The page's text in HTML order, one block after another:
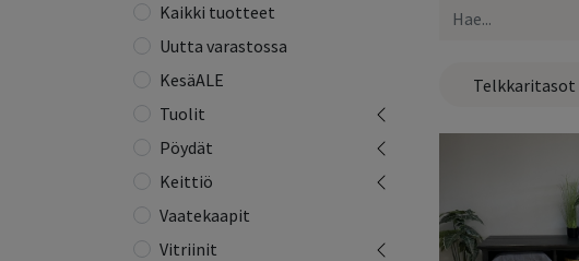
Kaikki tuotteet
Uutta varastossa
KesäALE
Tuolit
Pöydät
Keittiö
Vaatekaapit
Vitriinit
Telkkaritasot